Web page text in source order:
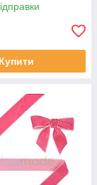
Купити